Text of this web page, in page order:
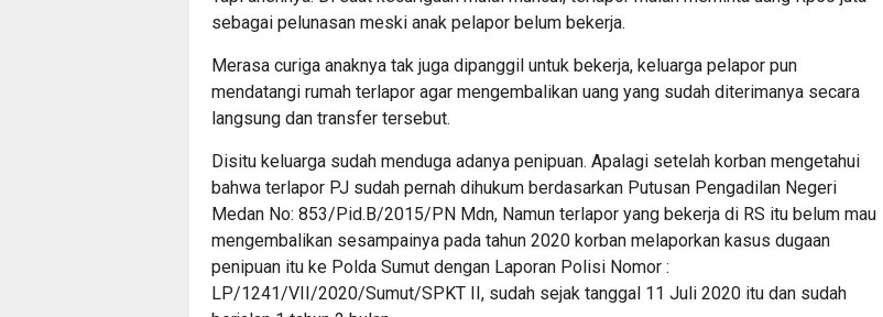
sebagai pelunasan meski anak pelapor belum bekerja.
Merasa curiga anaknya tak juga dipanggil untuk bekerja, keluarga pelapor pun
mendatangi rumah terlapor agar mengembalikan uang yang sudah diterimanya secara
langsung dan transfer tersebut.
Disitu keluarga sudah menduga adanya penipuan. Apalagi setelah korban mengetahui
bahwa terlapor PJ sudah pernah dihukum berdasarkan Putusan Pengadilan Negeri
Medan No: 853/Pid.B/2015/PN Mdn, Namun terlapor yang bekerja di RS itu belum mau
mengembalikan sesampainya pada tahun 2020 korban melaporkan kasus dugaan
penipuan itu ke Polda Sumut dengan Laporan Polisi Nomor :
LP/1241/VII/2020/Sumut/SPKT II, sudah sejak tanggal 11 Juli 2020 itu dan sudah